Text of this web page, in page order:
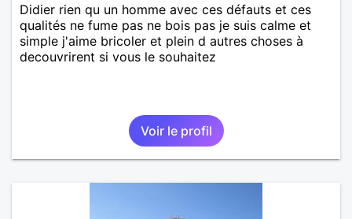
Didier rien qu un homme avec ces défauts et ces
qualités ne fume pas ne bois pas je suis calme et
simple j'aime bricoler et plein d autres choses à
decouvrirent si vous le souhaitez
Voir le profil